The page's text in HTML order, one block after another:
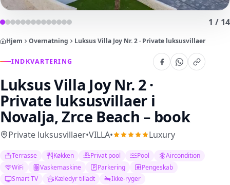
1 / 14
Hjem Overnatning Luksus Villa Joy Nr. 2 · Private luksusvillaer
INDKVARTERING
Luksus Villa Joy Nr. 2 ·
Private luksusvillaer i
Novalja, Zrce Beach – book
Private luksusvillaer•VILLA• Luxury
Terrasse Køkken Privat pool Pool
Aircondition
WiFi
Vaskemaskine Parkering
Pengeskab
Smart TV
Kæledyr tilladt
Ikke-ryger